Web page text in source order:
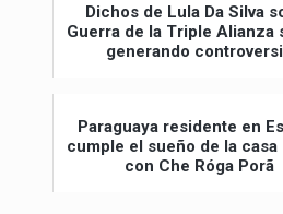
Dichos de Lula Da Silva
Guerra de la Triple Alianza
generando
Paraguaya residente en
cumple el sueño de la casa
con Che Róga Porã